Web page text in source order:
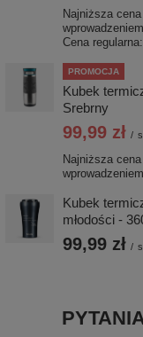
Najniższa
Cena regularna:
PROMOCJA
Kubek
Srebrny
99,99 zł /
Najniższa
Kubek
młodości -
99,99 zł /